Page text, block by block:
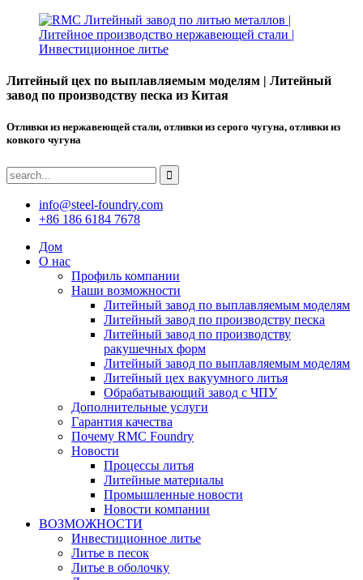
Литейный цех по выплавляемым моделям | Литейный
завод по производству песка из Китая
Отливки из нержавеющей стали, отливки из серого чугуна, отливки из
ковкого чугуна
info@steel-foundry.com
+86 186 6184 7678
Дом
О нас
Профиль компании
Наши возможности
Литейный завод по выплавляемым моделям
Литейный завод по производству песка
Литейный завод по производству
ракушечных форм
Литейный завод по выплавляемым моделям
Литейный цех вакуумного литья
Обрабатывающий завод с ЧПУ
Дополнительные услуги
Гарантия качества
Почему RMC Foundry
Новости
Процессы литья
Литейные материалы
Промышленные новости
Новости компании
ВОЗМОЖНОСТИ
Инвестиционное литье
Литье в песок
Литье в оболочку